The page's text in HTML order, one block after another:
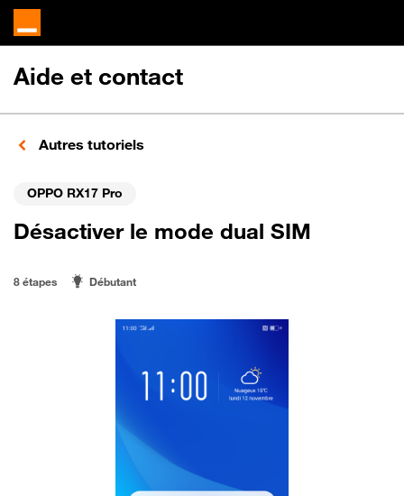
Aide et contact
Autres tutoriels
OPPO RX17 Pro
Désactiver le mode dual SIM
8 étapes Débutant